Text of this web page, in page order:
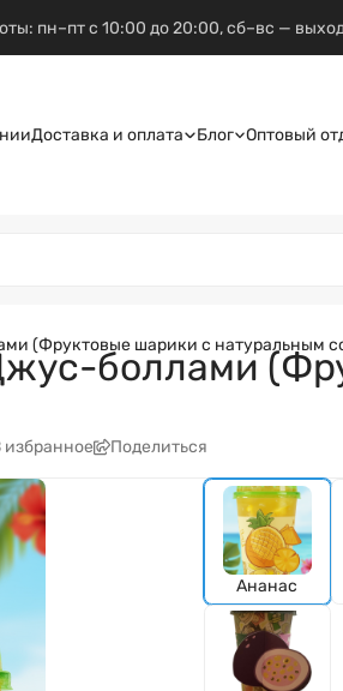
пн–пт с 10:00 до 20:00, сб–вс —
Доставка и оплата Блог Оптовый
(Фруктовые шарики с натуральным
боллами
избранное Поделиться
Ананас